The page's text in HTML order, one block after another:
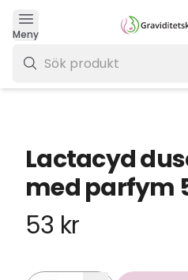
Meny
Lactacyd
med parfym
53 kr